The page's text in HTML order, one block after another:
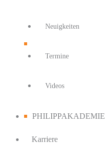
Neuigkeiten
Termine
Videos
PHILIPPAKADEMIE
Karriere